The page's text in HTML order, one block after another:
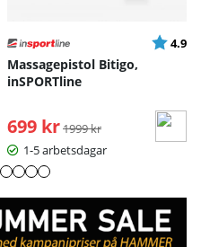
utav 5 stjärnor Betyg:
4.9
Massagepistol Bitigo,
inSPORTline
699 kr Ordinarie pris:
1999 kr
1-5 arbetsdagar